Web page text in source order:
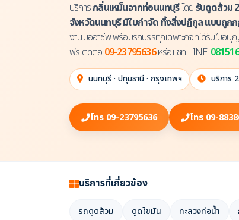
บริการกลิ่นเหม็นจากท่อนนทบุรีโดยรับดูดส้วม
จังหวัดนนทบุรี มีใบกำจัด ทิ้งสิ่งปฏิกูล แบบถูก
งานมืออาชีพ พร้อมรถบรรทุกเฉพาะกิจที่ได้รับใบอ
ฟรี ติดต่อ 09-23795636หรือแชท LINE:
นนทบุรี · ปทุมธานี · กรุงเทพฯ บริการ
โทร 09-23795636 โทร 09-
บริการที่เกี่ยวข้อง
รถดูดส้วม ดูดไขมัน ทะลวงท่อน้ำ